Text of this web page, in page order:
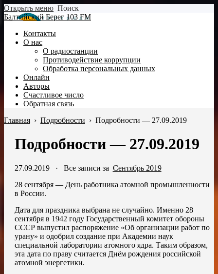
Открыть меню Поиск
Балтийский Берег 103 FM
Контакты
О нас
О радиостанции
Противодействие коррупции
Обработка персональных данных
Онлайн
Авторы
Счастливое число
Обратная связь
Главная › Подробности › Подробности — 27.09.2019
Подробности — 27.09.2019
27.09.2019· Все записи за Сентябрь 2019
28 сентября — День работника атомной промышленности
в России.
Дата для праздника выбрана не случайно. Именно 28
сентября в 1942 году Государственный комитет обороны
СССР выпустил распоряжение «Об организации работ по
урану» и одобрил создание при Академии наук
специальной лаборатории атомного ядра. Таким образом,
эта дата по праву считается Днём рождения российской
атомной энергетики.